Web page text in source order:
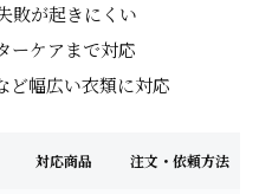
敗が起きにくい
ーケアまで対応
ど幅広い衣類に対応
対応商品 注文・依頼方法